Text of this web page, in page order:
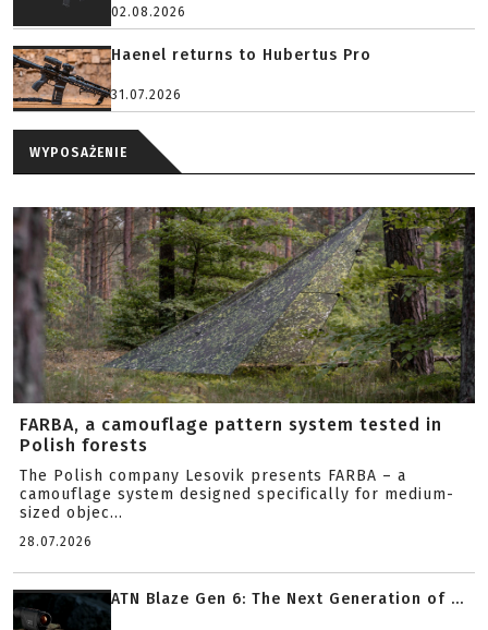
02.08.2026
Haenel returns to Hubertus Pro
31.07.2026
WYPOSAŻENIE
FARBA, a camouflage pattern system tested in
Polish forests
The Polish company Lesovik presents FARBA – a
camouflage system designed specifically for medium-
sized objec...
28.07.2026
ATN Blaze Gen 6: The Next Generation of ...